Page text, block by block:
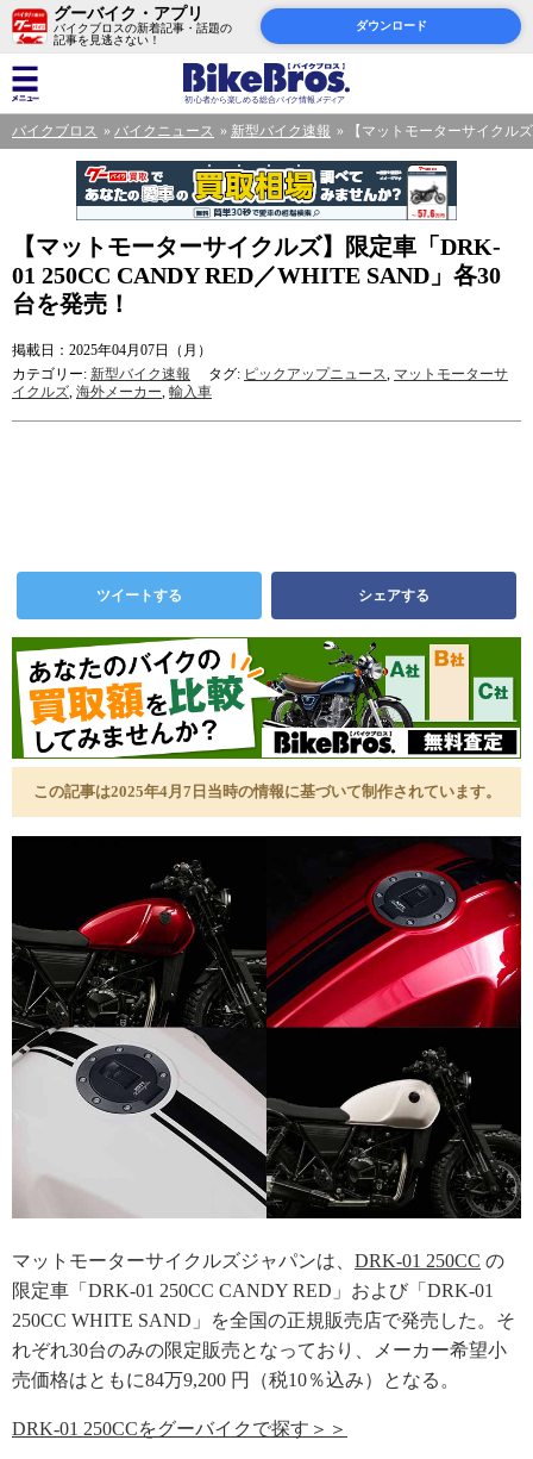
グーバイク・アプリ
バイクブロスの新着記事・話題の
記事を見逃さない！
ダウンロード
バイクブロス バイクニュース 新型バイク速報 【マットモーターサイクル
【マットモーターサイクルズ】限定車「DRK-
01 250CC CANDY RED／WHITE SAND」各30
台を発売！
掲載日：2025年04月07日（月）
カテゴリー: 新型バイク速報 タグ: ピックアップニュース, マットモーターサ
イクルズ, 海外メーカー, 輸入車
ツイートする シェアする
この記事は2025年4月7日当時の情報に基づいて制作されています。
マットモーターサイクルズジャパンは、 DRK-01 250CC の
限定車「DRK-01 250CC CANDY RED」および「DRK-01
250CC WHITE SAND」を全国の正規販売店で発売した。そ
れぞれ30台のみの限定販売となっており、メーカー希望小
売価格はともに84万9,200 円（税10％込み）となる。
DRK-01 250CCをグーバイクで探す＞＞